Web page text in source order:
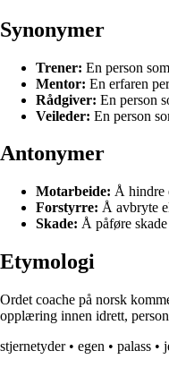
Synonymer
Trener: En person
Mentor: En erfaren
Rådgiver: En person
Veileder: En person
Antonymer
Motarbeide: Å hindre
Forstyrre: Å avbryte
Skade: Å påføre
Etymologi
Ordet coache på norsk
opplæring innen idrett,
stjernetyder• egen • palass •